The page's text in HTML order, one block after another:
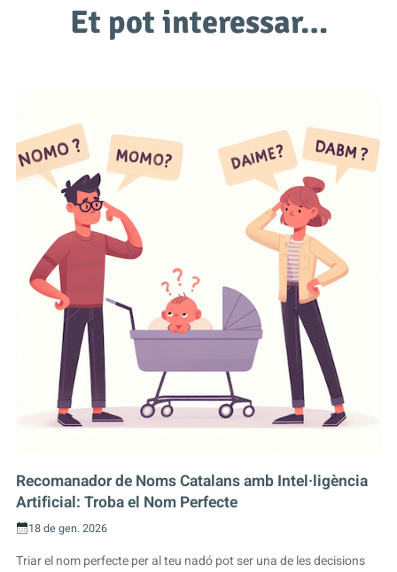
Et pot interessar…
Recomanador de Noms Catalans amb Intel·ligència
Artificial: Troba el Nom Perfecte
18 de gen. 2026
Triar el nom perfecte per al teu nadó pot ser una de les decisions